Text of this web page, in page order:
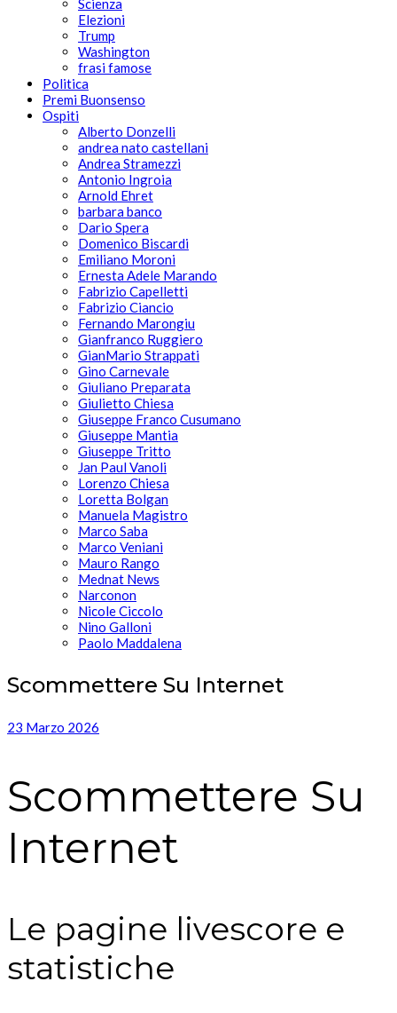
Scienza
Elezioni
Trump
Washington
frasi famose
Politica
Premi Buonsenso
Ospiti
Alberto Donzelli
andrea nato castellani
Andrea Stramezzi
Antonio Ingroia
Arnold Ehret
barbara banco
Dario Spera
Domenico Biscardi
Emiliano Moroni
Ernesta Adele Marando
Fabrizio Capelletti
Fabrizio Ciancio
Fernando Marongiu
Gianfranco Ruggiero
GianMario Strappati
Gino Carnevale
Giuliano Preparata
Giulietto Chiesa
Giuseppe Franco Cusumano
Giuseppe Mantia
Giuseppe Tritto
Jan Paul Vanoli
Lorenzo Chiesa
Loretta Bolgan
Manuela Magistro
Marco Saba
Marco Veniani
Mauro Rango
Mednat News
Narconon
Nicole Ciccolo
Nino Galloni
Paolo Maddalena
Scommettere Su Internet
23 Marzo 2026
Scommettere Su
Internet
Le pagine livescore e
statistiche